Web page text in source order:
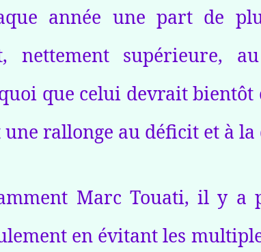
année une part de
nettement supérieure,
que celui devrait
rallonge au déficit et à
Marc Touati, il y a
en évitant les